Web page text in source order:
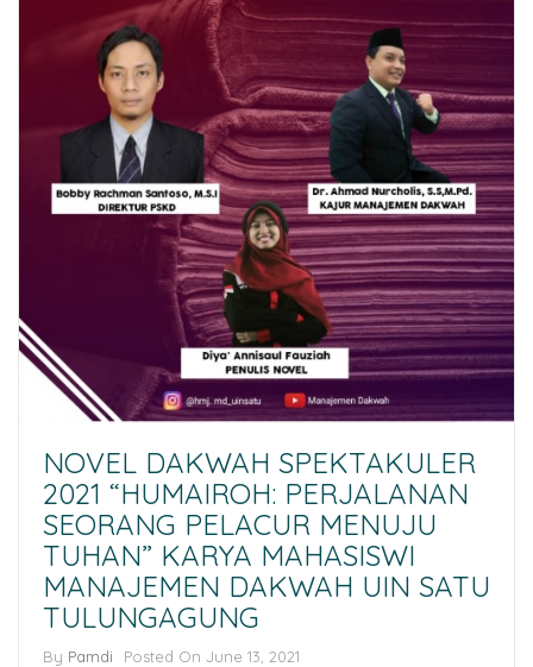
NOVEL DAKWAH SPEKTAKULER
2021 “HUMAIROH: PERJALANAN
SEORANG PELACUR MENUJU
TUHAN” KARYA MAHASISWI
MANAJEMEN DAKWAH UIN SATU
TULUNGAGUNG
By Pamdi Posted On June 13, 2021